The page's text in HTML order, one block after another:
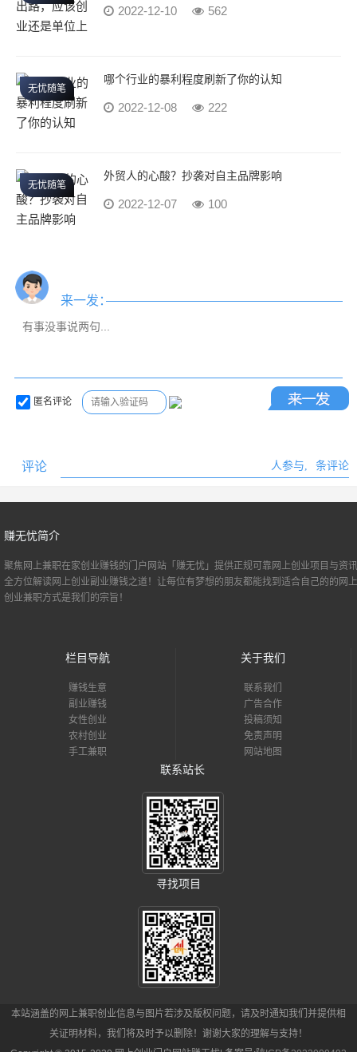
2022-12-10 562
无忧随笔
哪个行业的暴利程度刷新了你的认知
2022-12-08 222
无忧随笔
外贸人的心酸？抄袭对自主品牌影响
2022-12-07 100
来一发：
匿名评论
评论 人参与, 条评论
赚无忧简介
聚焦网上兼职在家创业赚钱的门户网站「赚无忧」提供正规可靠网上创业项目与资
全方位解读网上创业副业赚钱之道！让每位有梦想的朋友都能找到适合自己的的 网上
创业兼职方式是我们的宗旨！
栏目导航
赚钱生意
副业赚钱
女性创业
农村创业
手工兼职
关于我们
联系我们
广告合作
投稿须知
免责声明
网站地图
联系站长
寻找项目
本站涵盖的网上兼职创业信息与图片若涉及版权问题，请及时通知我们并提供相
关证明材料，我们将及时予以删除！谢谢大家的理解与支持！